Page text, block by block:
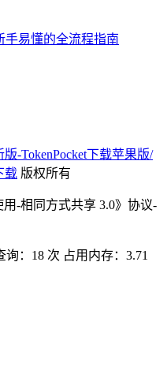
手易懂的全流程指南
-TokenPocket下载苹果版/
载 版权所有
-相同方式共享 3.0》协议-
：18 次 占用内存：3.71